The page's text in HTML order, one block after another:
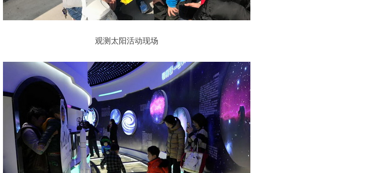
观测太阳活动现场